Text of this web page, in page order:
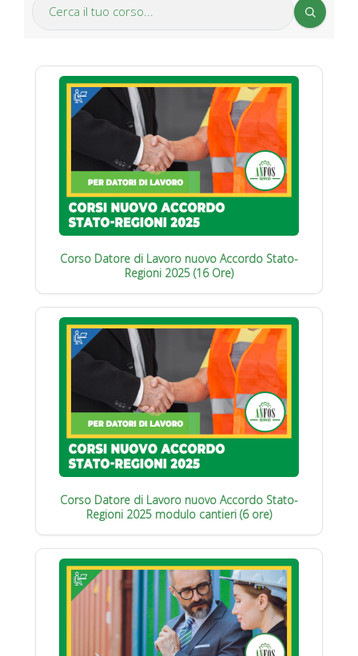
Corso Datore di Lavoro nuovo Accordo Stato-
Regioni 2025 (16 Ore)
Corso Datore di Lavoro nuovo Accordo Stato-
Regioni 2025 modulo cantieri (6 ore)